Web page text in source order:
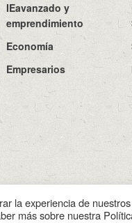
IEavanzado y
emprendimiento
Economía
Empresarios
la experiencia de
más sobre nuestra